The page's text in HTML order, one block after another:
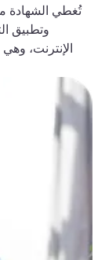
تُغطي الشهادة
وتطبيق
الإنترنت،